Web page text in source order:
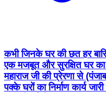
कभी जिनके घर की छत हर
एक मजबूत और सुरक्षित घर का
महाराज जी की प्रेरणा से
पक्के घरों का निर्माण कार्य